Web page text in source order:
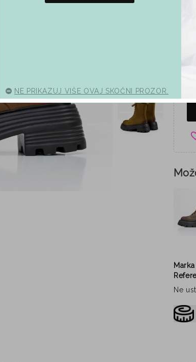
Marka
Ne
NE PRIKAZUJ VIŠE OVAJ SKOČNI PROZOR.